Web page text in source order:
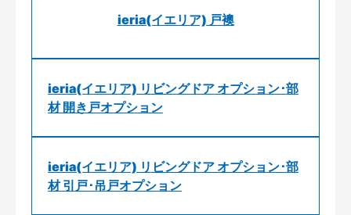
ieria(イエリア) 戸襖
ieria(イエリア) リビングドア オプション･部
材 開き戸オプション
ieria(イエリア) リビングドア オプション･部
材 引戸･吊戸オプション